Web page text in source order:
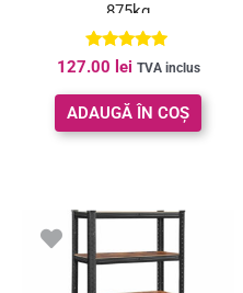
875kg
Evaluat la
5.00
din 5
127.00 lei TVA inclus
ADAUGĂ ÎN COȘ